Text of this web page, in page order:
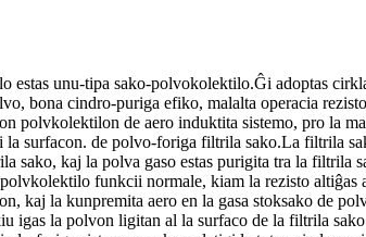
unu-tipa sako-polvokolektilo.Ĝi adoptas
bona cindro-puriga efiko, malalta operacia
polvkolektilon de aero induktita sistemo, pro la
la surfacon. de polvo-foriga filtrila sako.La filtrila
sako, kaj la polva gaso estas purigita tra la
funkcii normale, kiam la rezisto
kaj la kunpremita aero en la gasa stoksako de
igas la polvon ligitan al la surfaco de la filtrila